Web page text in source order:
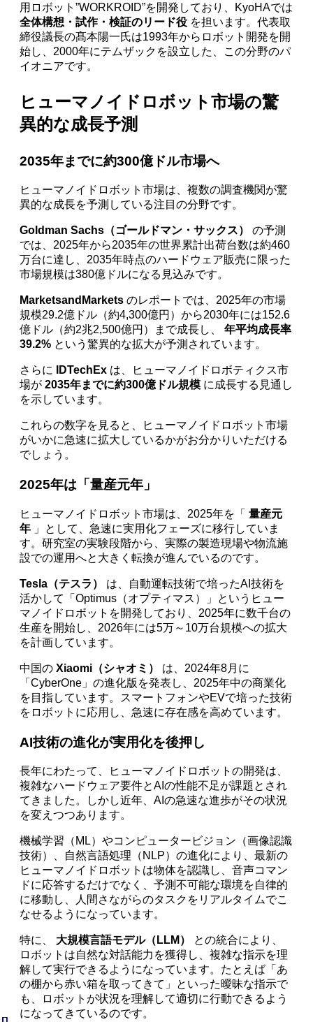
用ロボット”WORKROID”を開発しており、KyoHAでは
全体構想・試作・検証のリード役 を担います。代表取
締役議長の髙本陽一氏は1993年からロボット開発を開
始し、2000年にテムザックを設立した、この分野のパ
イオニアです。
ヒューマノイドロボット市場の驚
異的な成長予測
2035年までに約300億ドル市場へ
ヒューマノイドロボット市場は、複数の調査機関が驚
異的な成長を予測している注目の分野です。
Goldman Sachs（ゴールドマン・サックス）
の予測
では、2025年から2035年の世界累計出荷台数は約460
万台に達し、2035年時点のハードウェア販売に限った
市場規模は380億ドルになる見込みです。
MarketsandMarkets のレポートでは、2025年の市場
規模29.2億ドル（約4,300億円）から2030年には152.6
億ドル（約2兆2,500億円）まで成長し、年平均成長率
39.2% という驚異的な拡大が予測されています。
さらに IDTechEx は、ヒューマノイドロボティクス市
場が2035年までに約300億ドル規模 に成長する見通し
を示しています。
これらの数字を見ると、ヒューマノイドロボット市場
がいかに急速に拡大しているかがお分かりいただける
でしょう。
2025年は「量産元年」
ヒューマノイドロボット市場は、2025年を「量産元
年 」として、急速に実用化フェーズに移行していま
す。研究室の実験段階から、実際の製造現場や物流施
設での運用へと大きく転換が進んでいるのです。
Tesla（テスラ）
は、自動運転技術で培ったAI技術を
活かして「Optimus（オプティマス）」というヒュー
マノイドロボットを開発しており、2025年に数千台の
生産を開始し、2026年には5万～10万台規模への拡大
を計画しています。
中国のXiaomi（シャオミ）
は、2024年8月に
「CyberOne」の進化版を発表し、2025年中の商業化
を目指しています。スマートフォンやEVで培った技術
をロボットに応用し、急速に存在感を高めています。
AI技術の進化が実用化を後押し
長年にわたって、ヒューマノイドロボットの開発は、
複雑なハードウェア要件とAIの性能不足が課題とされ
てきました。しかし近年、AIの急速な進歩がその状況
を変えつつあります。
機械学習（ML）やコンピュータービジョン（画像認識
技術）、自然言語処理（NLP）の進化により、最新の
ヒューマノイドロボットは物体を認識し、音声コマン
ドに応答するだけでなく、予測不可能な環境を自律的
に移動し、人間さながらのタスクをリアルタイムでこ
なせるようになっています。
特に、 大規模言語モデル（LLM）
との統合により、
ロボットは自然な対話能力を獲得し、複雑な指示を理
解して実行できるようになっています。たとえば「あ
の棚から赤い箱を取ってきて」といった曖昧な指示で
も、ロボットが状況を理解して適切に行動できるよう
になってきているのです。